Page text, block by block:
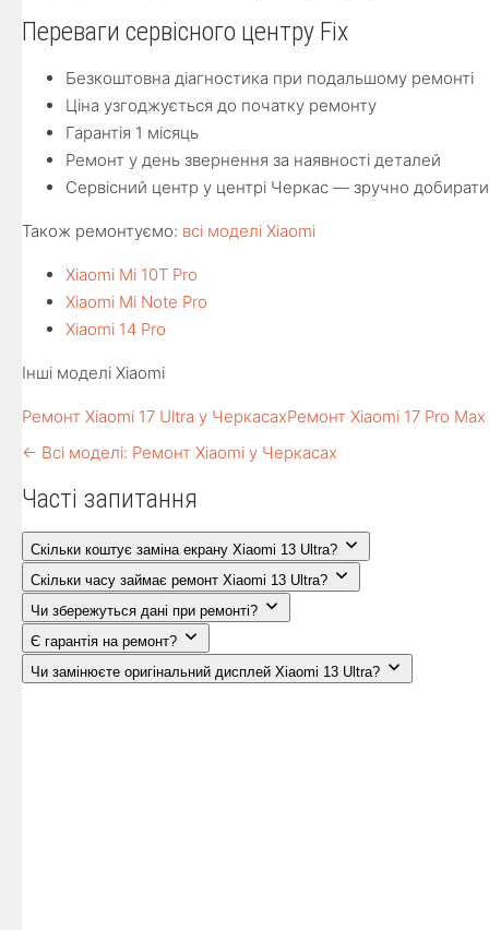
Переваги сервісного центру Fix
Безкоштовна діагностика при подальшому ремонті
Ціна узгоджується до початку ремонту
Гарантія 1 місяць
Ремонт у день звернення за наявності деталей
Сервісний центр у центрі Черкас — зручно
Також ремонтуємо: всі моделі Xiaomi
Xiaomi Mi 10T Pro
Xiaomi Mi Note Pro
Xiaomi 14 Pro
Інші моделі Xiaomi
Ремонт Xiaomi 17 Ultra у ЧеркасахРемонт Xiaomi 17 Pro
← Всі моделі: Ремонт Xiaomi у Черкасах
Часті запитання
Скільки коштує заміна екрану Xiaomi 13 Ultra?
Скільки часу займає ремонт Xiaomi 13 Ultra?
Чи збережуться дані при ремонті?
Є гарантія на ремонт?
Чи замінюєте оригінальний дисплей Xiaomi 13 Ultra?